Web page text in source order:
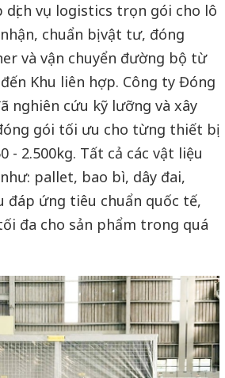
dịch vụ logistics trọn gói cho lô
chuẩn bị vật tư, đóng
và vận chuyển đường bộ từ
Khu liên hợp. Công ty Đóng
nghiên cứu kỹ lưỡng và xây
gói tối ưu cho từng thiết bị
- 2.500kg. Tất cả các vật liệu
pallet, bao bì, dây đai,
đáp ứng tiêu chuẩn quốc tế,
đa cho sản phẩm trong quá